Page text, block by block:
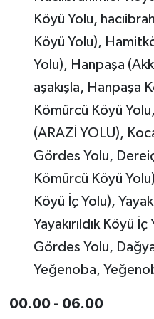
Köyü Yolu,
Köyü Yolu),
Yolu), Hanpaşa
aşakışla, Hanpaşa
Kömürcü Köyü
(ARAZİ YOLU),
Gördes Yolu,
Kömürcü Köyü
Köyü İç Yolu),
Yayakırıldık Köyü
Gördes Yolu,
Yeğenoba,
00.00 - 06.00